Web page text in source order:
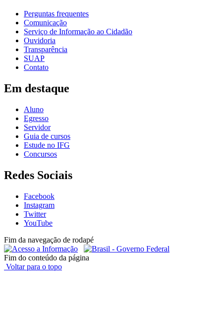
Perguntas frequentes
Comunicação
Serviço de Informação ao Cidadão
Ouvidoria
Transparência
SUAP
Contato
Em destaque
Aluno
Egresso
Servidor
Guia de cursos
Estude no IFG
Concursos
Redes Sociais
Facebook
Instagram
Twitter
YouTube
Fim da navegação de rodapé
Fim do conteúdo da página
Voltar para o topo